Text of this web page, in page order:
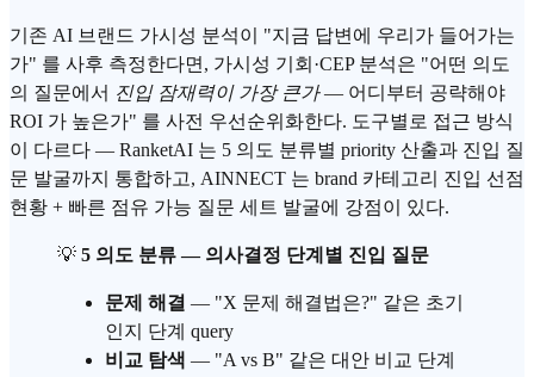
기존 AI 브랜드 가시성 분석이 "지금 답변에 우리가 들어가는
가" 를 사후 측정한다면, 가시성 기회·CEP 분석은 "어떤 의도
의 질문에서 진입 잠재력이 가장 큰가— 어디부터 공략해야
ROI 가 높은가" 를 사전 우선순위화한다. 도구별로 접근 방식
이 다르다 — RanketAI 는 5 의도 분류별 priority 산출과 진입 질
문 발굴까지 통합하고, AINNECT 는 brand 카테고리 진입 선점
현황 + 빠른 점유 가능 질문 세트 발굴에 강점이 있다.
💡 5 의도 분류 — 의사결정 단계별 진입 질문
문제 해결 — "X 문제 해결법은?" 같은 초기
인지 단계 query
비교 탐색 — "A vs B" 같은 대안 비교 단계